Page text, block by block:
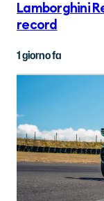
Lamborghini
record
1 giorno fa